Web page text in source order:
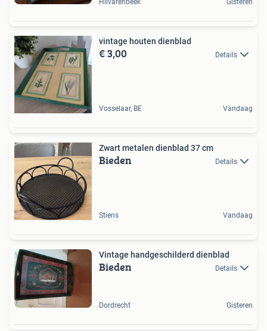
vintage houten dienblad
€ 3,00 Details
Vosselaar, BE Vandaag
Zwart metalen dienblad 37 cm
Bieden Details
Stiens Vandaag
Vintage handgeschilderd dienblad
Bieden Details
Dordrecht Gisteren